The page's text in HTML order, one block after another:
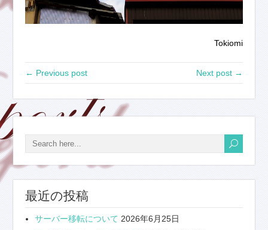
Tokiomi
← Previous post Next post →
最近の投稿
サーバー移転について 2026年6月25日